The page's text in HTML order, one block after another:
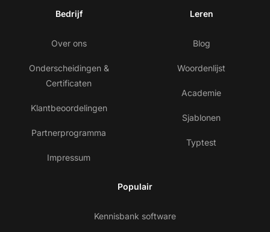
Bedrijf
Over ons
Onderscheidingen &
Certificaten
Klantbeoordelingen
Partnerprogramma
Impressum
Leren
Blog
Woordenlijst
Academie
Sjablonen
Typtest
Populair
Kennisbank software